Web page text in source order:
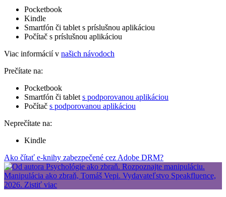
Pocketbook
Kindle
Smartfón či tablet s príslušnou aplikáciou
Počítač s príslušnou aplikáciou
Viac informácií v našich návodoch
Prečítate na:
Pocketbook
Smartfón či tablet s podporovanou aplikáciou
Počítač s podporovanou aplikáciou
Neprečítate na:
Kindle
Ako čítať e-knihy zabezpečené cez Adobe DRM?